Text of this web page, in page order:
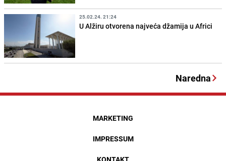
25.02.24. 21:24
U Alžiru otvorena najveća džamija u Africi
Naredna
MARKETING
IMPRESSUM